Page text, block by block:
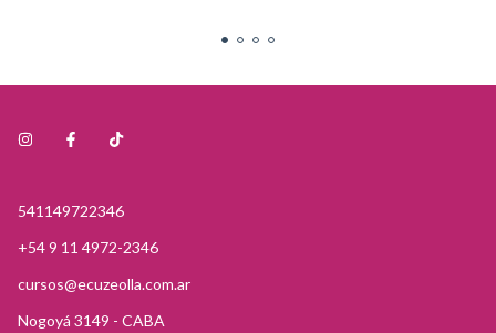
541149722346
+54 9 11 4972-2346
cursos@ecuzeolla.com.ar
Nogoyá 3149 - CABA